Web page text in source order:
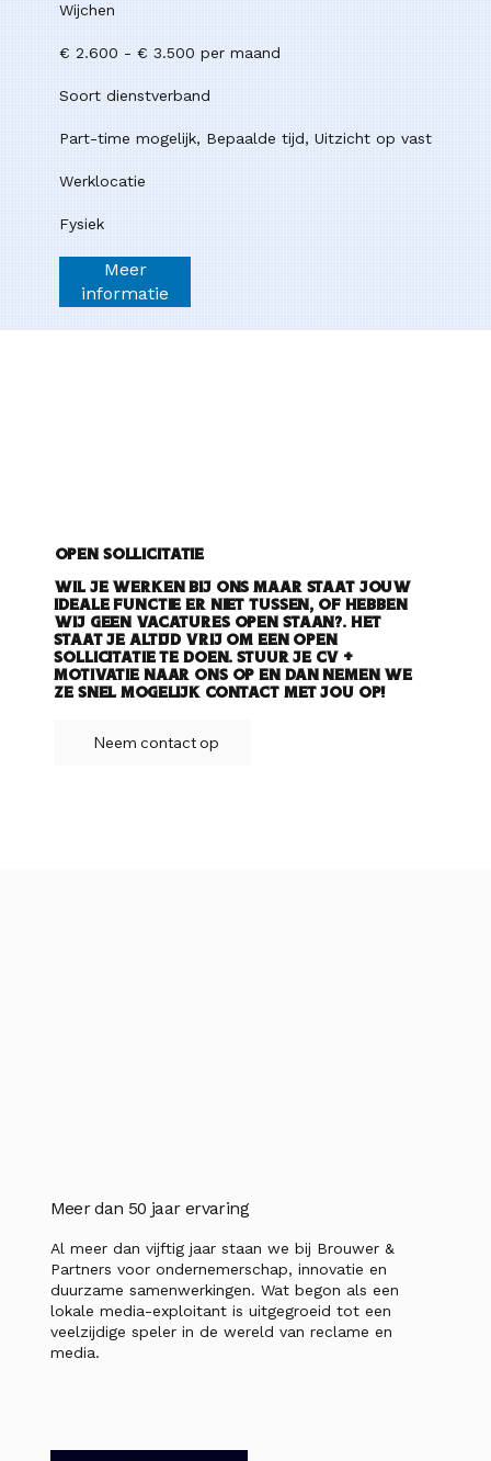
Wijchen
€ 2.600 - € 3.500 per maand
Soort dienstverband
Part-time mogelijk, Bepaalde tijd, Uitzicht op vast
Werklocatie
Fysiek
Meer
informatie
Open sollicitatie
Wil je werken bij ons maar staat jouw
ideale functie er niet tussen, of hebben
wij geen vacatures open staan?. Het
staat je altijd vrij om een open
sollicitatie te doen. Stuur je CV +
Motivatie naar ons op en dan nemen we
ze snel mogelijk contact met jou op!
Neem contact op
Meer dan 50 jaar ervaring
Al meer dan vijftig jaar staan we bij Brouwer &
Partners voor ondernemerschap, innovatie en
duurzame samenwerkingen. Wat begon als een
lokale media-exploitant is uitgegroeid tot een
veelzijdige speler in de wereld van reclame en
media.